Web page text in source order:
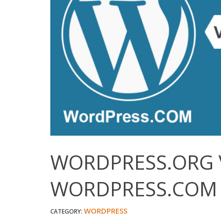
WORDPRESS.ORG
WORDPRESS.COM
CATEGORY: WORDPRESS